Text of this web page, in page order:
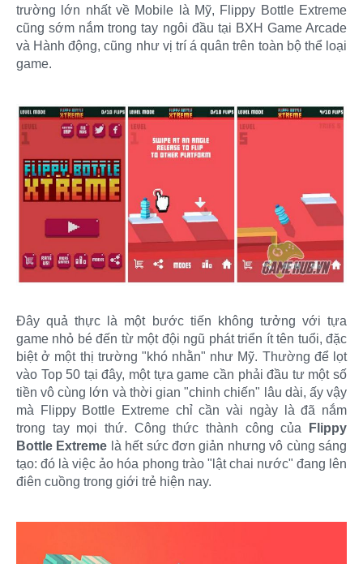
trường lớn nhất về Mobile là Mỹ, Flippy Bottle Extreme
cũng sớm nắm trong tay ngôi đầu tại BXH Game Arcade
và Hành động, cũng như vị trí á quân trên toàn bộ thể loại
game.
Đây quả thực là một bước tiến không tưởng với tựa
game nhỏ bé đến từ một đội ngũ phát triển ít tên tuổi, đặc
biệt ở một thị trường "khó nhằn" như Mỹ. Thường để lọt
vào Top 50 tại đây, một tựa game cần phải đầu tư một số
tiền vô cùng lớn và thời gian "chinh chiến" lâu dài, ấy vậy
mà Flippy Bottle Extreme chỉ cần vài ngày là đã nắm
trong tay mọi thứ. Công thức thành công của
Flippy
Bottle Extreme là hết sức đơn giản nhưng vô cùng sáng
tạo: đó là việc ảo hóa phong trào "lật chai nước" đang lên
điên cuồng trong giới trẻ hiện nay.